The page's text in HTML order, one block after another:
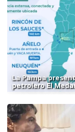
La Pampa
petrolero El